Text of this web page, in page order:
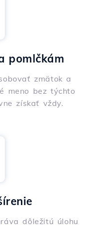
pomlčkám
zmätok a
meno bez týchto
získať vždy.
dôležitú úlohu